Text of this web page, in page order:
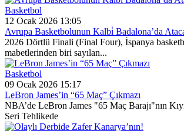
Basketbol
12 Ocak 2026 13:05
Avrupa Basketbolunun Kalbi̇ Badalona’da
2026 Dörtlü Finali (Final Four), İspanya
mabetlerinden biri sayılan...
Basketbol
09 Ocak 2026 15:17
LeBron James’in “65 Maç” Çıkmazı
NBA’de LeBron James "65 Maç Barajı"nın
Seri Tehlikede